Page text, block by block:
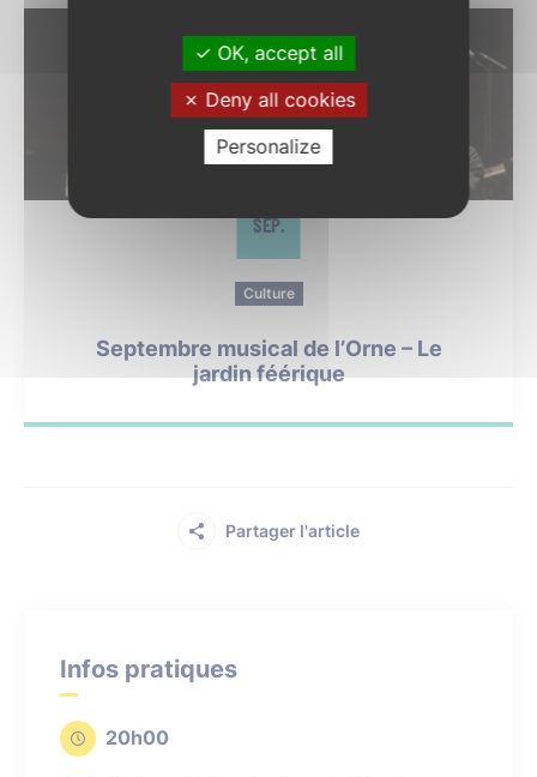
SEP.
Culture
Septembre musical de l’Orne – Le
jardin féérique
Partager l'article
Infos pratiques
20h00
OK, accept all
Deny all cookies
Personalize